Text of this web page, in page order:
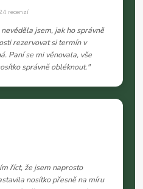
recenzí
jsem, jak ho správně
rezervovat si termín v
Paní se mi věnovala, vše
správně obléknout."
říct, že jsem naprosto
nosítko přesně na míru